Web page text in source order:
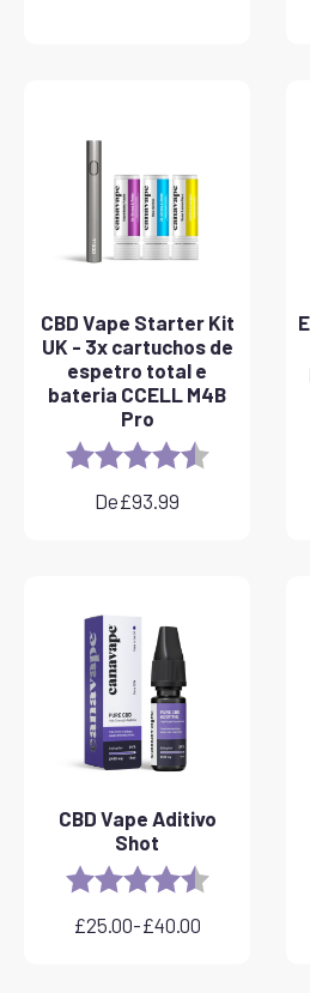
CBD Vape Starter Kit
UK - 3x cartuchos de
espetro total e
bateria CCELL M4B
Pro
Rating: 4.8 out of 5
De£93.99
CBD Vape Aditivo
Shot
Rating: 4.8 out of 5
£25.00-£40.00
Gama